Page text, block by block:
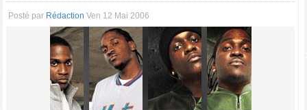
Posté par Rédaction Ven 12 Mai 2006